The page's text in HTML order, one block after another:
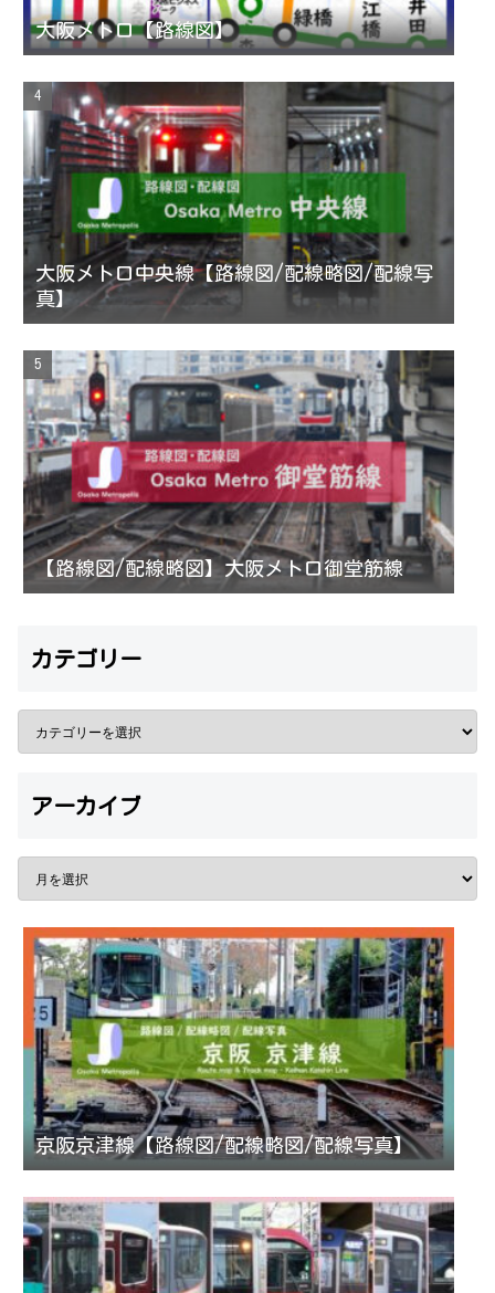
大阪メトロ【路線図】
大阪メトロ中央線【路線図/配線略図/配線写
真】
【路線図/配線略図】大阪メトロ御堂筋線
カテゴリー
アーカイブ
京阪京津線【路線図/配線略図/配線写真】